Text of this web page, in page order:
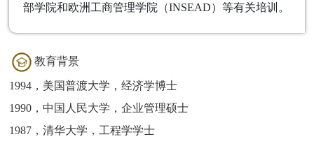
部学院和欧洲工商管理学院（INSEAD）等有关培训。
教育背景
1994，美国普渡大学，经济学博士
1990，中国人民大学，企业管理硕士
1987，清华大学，工程学学士